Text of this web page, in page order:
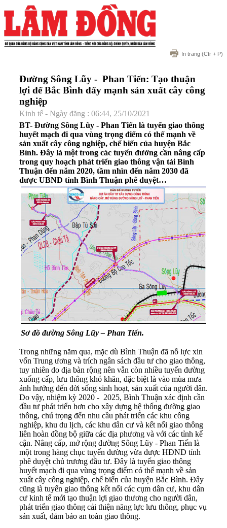
In trang (Ctr + P)
Đường Sông Lũy - Phan Tiến: Tạo thuận
lợi để Bắc Bình đẩy mạnh sản xuất cây công
nghiệp
Kinh tế - Ngày đăng : 06:44, 25/10/2021
BT- Đường Sông Lũy - Phan Tiến là tuyến giao thông
huyết mạch đi qua vùng trọng điểm có thế mạnh về
sản xuất cây công nghiệp, chế biến của huyện Bắc
Bình. Đây là một trong các tuyến đường cần nâng cấp
trong quy hoạch phát triển giao thông vận tải Bình
Thuận đến năm 2020, tầm nhìn đến năm 2030 đã
được UBND tỉnh Bình Thuận phê duyệt…
Sơ đồ đường Sông Lũy – Phan Tiến.
Trong những năm qua, mặc dù Bình Thuận đã nỗ lực xin
vốn Trung ương và trích ngân sách đầu tư cho giao thông,
tuy nhiên do địa bàn rộng nên vẫn còn nhiều tuyến đường
xuống cấp, lưu thông khó khăn, đặc biệt là vào mùa mưa
ảnh hưởng đến đời sống sinh hoạt, sản xuất của người dân.
Do vậy, nhiệm kỳ 2020 - 2025, Bình Thuận xác định cần
đầu tư phát triển hơn cho xây dựng hệ thống đường giao
thông, chú trọng đến nhu cầu phát triển các khu công
nghiệp, khu du lịch, các khu dân cư và kết nối giao thông
liên hoàn đồng bộ giữa các địa phương và với các tỉnh kế
cận. Nâng cấp, mở rộng đường Sông Lũy - Phan Tiến là
một trong hàng chục tuyến đường vừa được HĐND tỉnh
phê duyệt chủ trương đầu tư. Đây là tuyến giao thông
huyết mạch đi qua vùng trọng điểm có thế mạnh về sản
xuất cây công nghiệp, chế biến của huyện Bắc Bình. Đây
cũng là tuyến giao thông kết nối các cụm dân cư, khu dân
cư kinh tế mới tạo thuận lợi giao thương cho người dân,
phát triển giao thông cải thiện năng lực lưu thông, phục vụ
sản xuất, đảm bảo an toàn giao thông.